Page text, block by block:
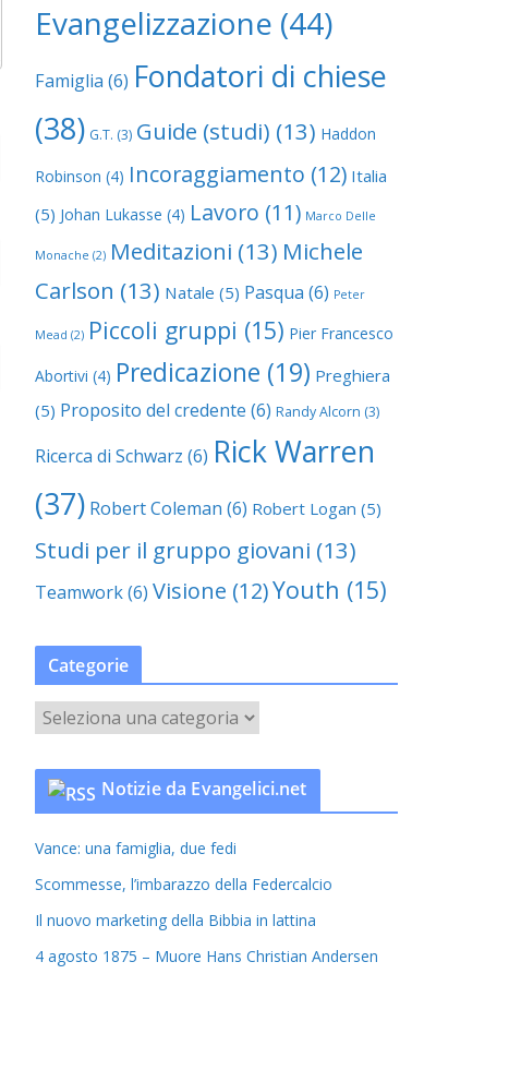
Evangelizzazione (44)
Famiglia (6) Fondatori di chiese
(38) G.T. (3) Guide (studi) (13) Haddon
Robinson (4) Incoraggiamento (12) Italia
(5) Johan Lukasse (4) Lavoro (11) Marco Delle
Monache (2) Meditazioni (13) Michele
Carlson (13) Natale (5) Pasqua (6) Peter
Mead (2) Piccoli gruppi (15) Pier Francesco
Abortivi (4) Predicazione (19) Preghiera
(5) Proposito del credente (6) Randy Alcorn (3)
Ricerca di Schwarz (6) Rick Warren
(37) Robert Coleman (6) Robert Logan (5)
Studi per il gruppo giovani (13)
Teamwork(6) Visione (12)Youth (15)
Categorie
a
t
o
r
e
Notizie da Evangelici.net
Vance: una famiglia, due fedi
Scommesse, l’imbarazzo della Federcalcio
Il nuovo marketing della Bibbia in lattina
4 agosto 1875 – Muore Hans Christian Andersen